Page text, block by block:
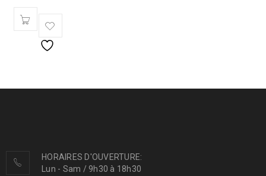
HORAIRES D'OUVERTURE:
Lun - Sam / 9h30 à 18h30